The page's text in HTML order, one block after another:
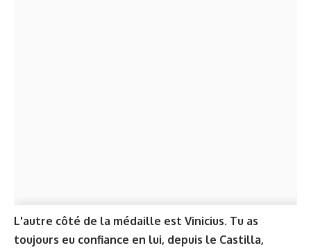
L'autre côté de la médaille est Vinicius. Tu as
toujours eu confiance en lui, depuis le Castilla,